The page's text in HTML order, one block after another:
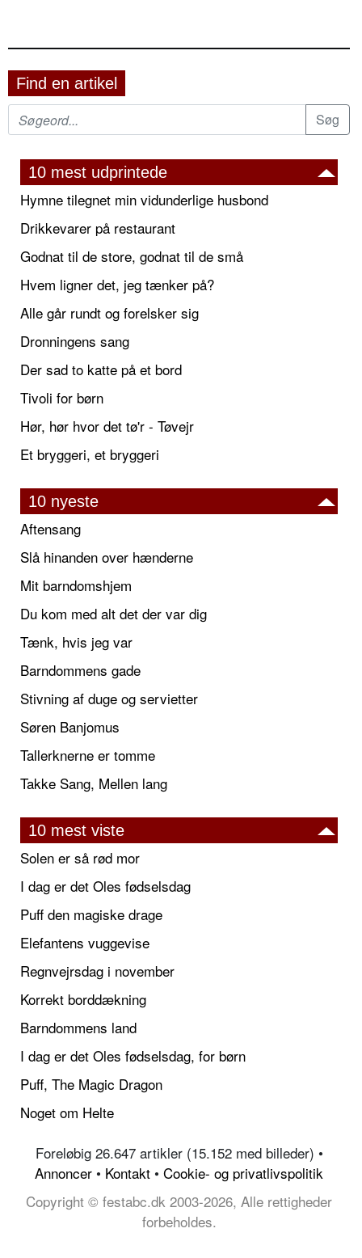
Find en artikel
10 mest udprintede
Hymne tilegnet min vidunderlige husbond
Drikkevarer på restaurant
Godnat til de store, godnat til de små
Hvem ligner det, jeg tænker på?
Alle går rundt og forelsker sig
Dronningens sang
Der sad to katte på et bord
Tivoli for børn
Hør, hør hvor det tø'r - Tøvejr
Et bryggeri, et bryggeri
10 nyeste
Aftensang
Slå hinanden over hænderne
Mit barndomshjem
Du kom med alt det der var dig
Tænk, hvis jeg var
Barndommens gade
Stivning af duge og servietter
Søren Banjomus
Tallerknerne er tomme
Takke Sang, Mellen lang
10 mest viste
Solen er så rød mor
I dag er det Oles fødselsdag
Puff den magiske drage
Elefantens vuggevise
Regnvejrsdag i november
Korrekt borddækning
Barndommens land
I dag er det Oles fødselsdag, for børn
Puff, The Magic Dragon
Noget om Helte
Foreløbig 26.647 artikler (15.152 med billeder) •
Annoncer • Kontakt • Cookie- og privatlivspolitik
Copyright © festabc.dk 2003-2026, Alle rettigheder
forbeholdes.